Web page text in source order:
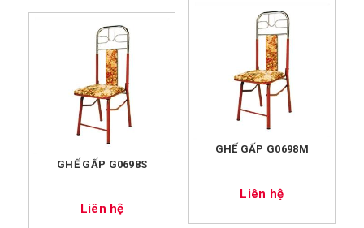
GHẾ GẤP G0698M
Liên hệ
GHẾ GẤP G0698S
Liên hệ